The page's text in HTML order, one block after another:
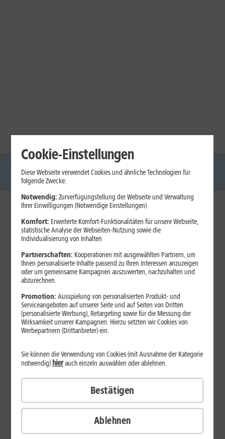
Glasfaser Internet Handys
Mobilfunk-
Laptops
1&1 Internet
Jetzt unterbrechungsfrei ins sehr gute Netz wechseln.
Ohne doppelte Kosten.*
ab 29,99
€/Monat*
Verfügbarkeit prüfen
Cookie-Einstellungen
Diese Webseite verwendet Cookies und ähnliche Technologien für
folgende Zwecke:
Notwendig: Zurverfügungstellung der Webseite und Verwaltung
Ihrer Einwilligungen (Notwendige Einstellungen)
Komfort: Erweiterte Komfort-Funktionalitäten für unsere Webseite,
statistische Analyse der Webseiten-Nutzung sowie die
Individualisierung von Inhalten
Partnerschaften: Kooperationen mit ausgewählten Partnern, um
Ihnen personalisierte Inhalte passend zu Ihren Interessen anzuzeigen
oder um gemeinsame Kampagnen auszuwerten, nachzuhalten und
abzurechnen.
Promotion:Ausspielung von personalisierten Produkt- und
Serviceangeboten auf unserer Seite und auf Seiten von Dritten
(personalisierte Werbung), Retargeting sowie für die Messung der
Wirksamkeit unserer Kampagnen. Hierzu setzten wir Cookies von
Werbepartnern (Drittanbieter) ein.
Ablehnen
Sie können die Verwendung von Cookies (mit Ausnahme der Kategorie
notwendig)hierauch einzeln auswählen oder ablehnen.
Bestätigen